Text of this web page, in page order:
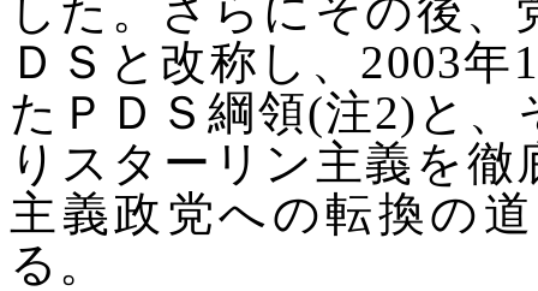
した。さらにその後
ＤＳと改称し、 2003年
たＰＤＳ綱領(注2) と、
りスターリン主義を
主義政党への転換の
る。